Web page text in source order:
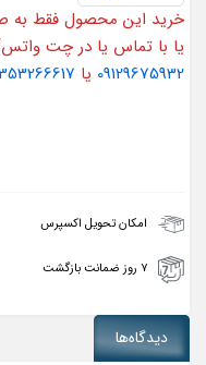
خرید این محصول فقط به
یا با تماس یا در چت
09129675932 یا
امکان تحویل اکسپرس
۷ روز ضمانت بازگشت
دیدگاه‌ها